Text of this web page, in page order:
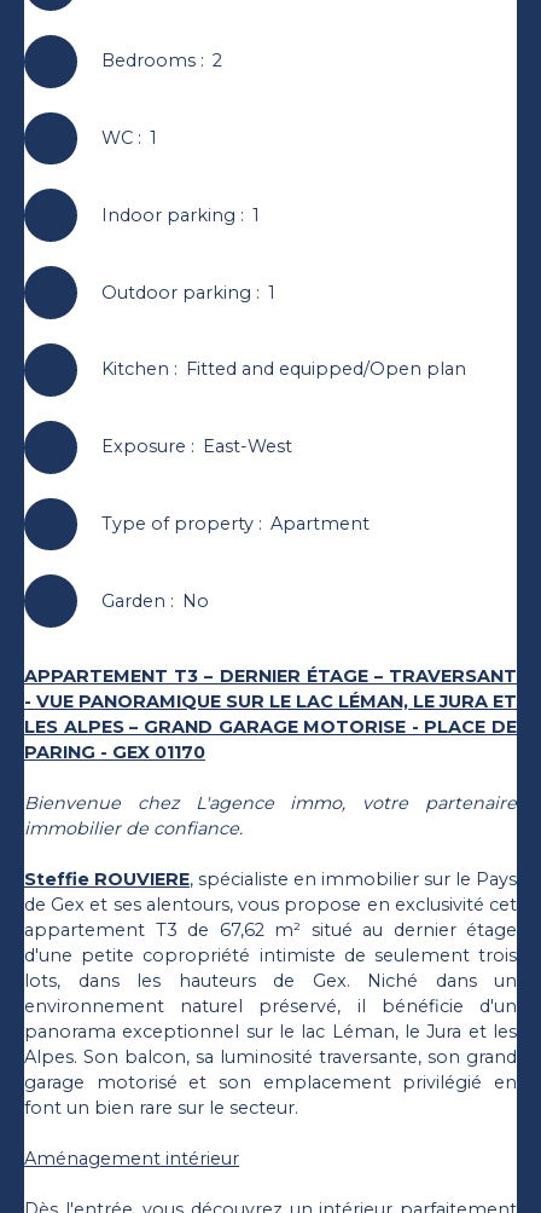
Bedrooms: 2
WC: 1
Indoor parking : 1
Outdoor parking : 1
Kitchen : Fitted and equipped/Open plan
Exposure : East-West
Type of property: Apartment
Garden : No
APPARTEMENT T3 – DERNIER ÉTAGE – TRAVERSANT
- VUE PANORAMIQUE SUR LE LAC LÉMAN, LE JURA ET
LES ALPES – GRAND GARAGE MOTORISE - PLACE DE
PARING - GEX 01170
Bienvenue chez L'agence immo, votre partenaire
immobilier de confiance.
Steffie ROUVIERE, spécialiste en immobilier sur le Pays
de Gex et ses alentours, vous propose en exclusivité cet
appartement T3 de 67,62 m² situé au dernier étage
d'une petite copropriété intimiste de seulement trois
lots, dans les hauteurs de Gex. Niché dans un
environnement naturel préservé, il bénéficie d'un
panorama exceptionnel sur le lac Léman, le Jura et les
Alpes. Son balcon, sa luminosité traversante, son grand
garage motorisé et son emplacement privilégié en
font un bien rare sur le secteur.
Aménagement intérieur